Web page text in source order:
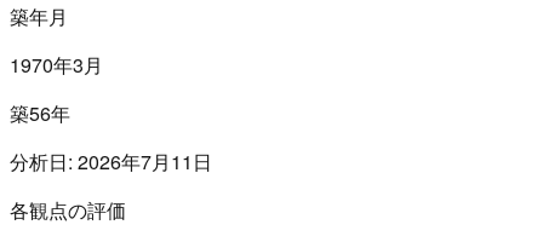
築年月
1970年3月
築56年
分析日: 2026年7月11日
各観点の評価